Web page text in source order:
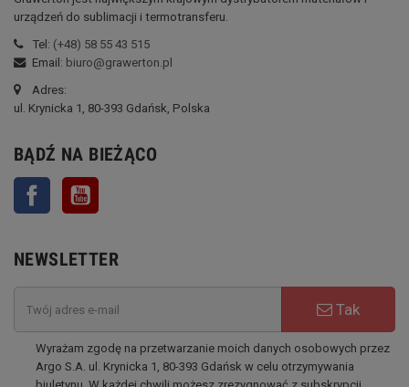
urządzeń do sublimacji i termotransferu.
Tel: (+48) 58 55 43 515
Email: biuro@grawerton.pl
Adres:
ul. Krynicka 1, 80-393 Gdańsk, Polska
BĄDŹ NA BIEŻĄCO
Facebook
NEWSLETTER
Tak
Wyrażam zgodę na przetwarzanie moich danych osobowych przez
Argo S.A. ul. Krynicka 1, 80-393 Gdańsk w celu otrzymywania